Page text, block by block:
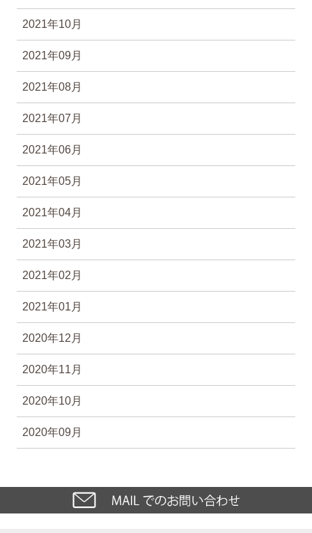
2021年10月
2021年09月
2021年08月
2021年07月
2021年06月
2021年05月
2021年04月
2021年03月
2021年02月
2021年01月
2020年12月
2020年11月
2020年10月
2020年09月